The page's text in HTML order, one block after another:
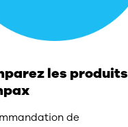
les produits
de